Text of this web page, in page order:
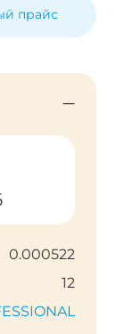
прайс
0.000522
12